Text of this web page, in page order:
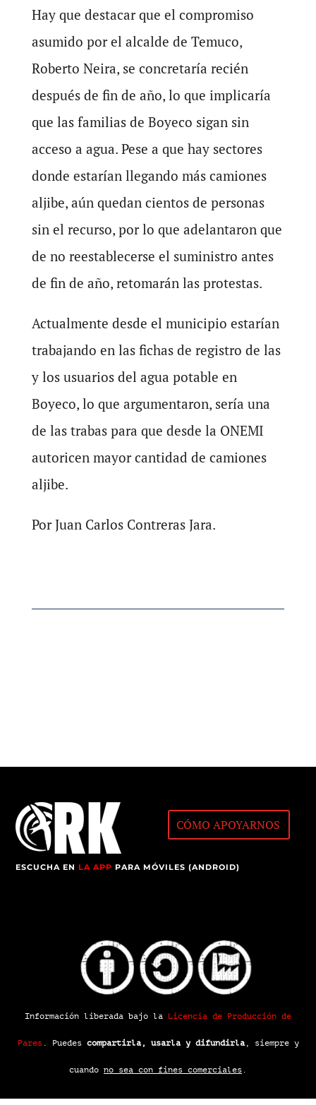
Hay que destacar que el compromiso
asumido por el alcalde de Temuco,
Roberto Neira, se concretaría recién
después de fin de año, lo que implicaría
que las familias de Boyeco sigan sin
acceso a agua. Pese a que hay sectores
donde estarían llegando más camiones
aljibe, aún quedan cientos de personas
sin el recurso, por lo que adelantaron que
de no reestablecerse el suministro antes
de fin de año, retomarán las protestas.
Actualmente desde el municipio estarían
trabajando en las fichas de registro de las
y los usuarios del agua potable en
Boyeco, lo que argumentaron, sería una
de las trabas para que desde la ONEMI
autoricen mayor cantidad de camiones
aljibe.
Por Juan Carlos Contreras Jara.
CÓMO APOYARNOS
ESCUCHA ENLA APP PARA MÓVILES (ANDROID)
Información liberada bajo la Licencia de Producción de
Pares. Puedes compartirla, usarla y difundirla, siempre y
cuando no sea con fines comerciales .